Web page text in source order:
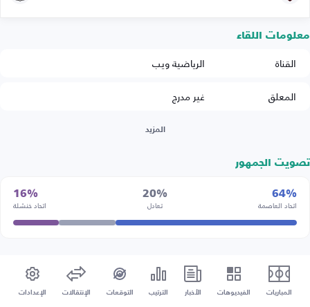
معلومات اللقاء
القناة
الرياضية ويب
المعلق
غير مدرج
المزيد
تصويت الجمهور
64%
اتحاد العاصمة
20%
تعادل
16%
اتحاد خنشلة
المباريات الفيديوهات الأخبار الترتيب التوقعات الإنتقالات الإعدادات